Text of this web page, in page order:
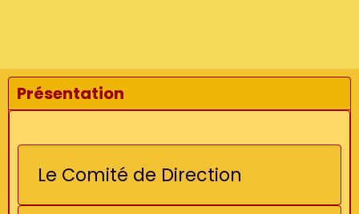
Présentation
Le Comité de Direction